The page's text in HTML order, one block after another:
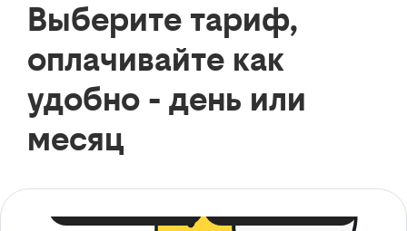
Выберите тариф,
оплачивайте как
удобно - день или
месяц